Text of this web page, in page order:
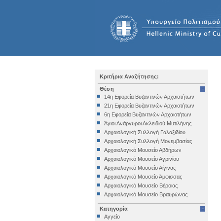
Κριτήρια Αναζήτησης:
Θέση
14η Εφορεία Βυζαντινών Αρχαιοτήτων
21η Εφορεία Βυζαντινών Αρχαιοτήτων
6η Εφορεία Βυζαντινών Αρχαιοτήτων
Άγιοι Ανάργυροι Ακλειδιού Μυτιλήνης
Αρχαιολογική Συλλογή Γαλαξιδίου
Αρχαιολογική Συλλογή Μονεμβασίας
Αρχαιολογικό Μουσείο Αβδήρων
Αρχαιολογικό Μουσείο Αγρινίου
Αρχαιολογικό Μουσείο Αίγινας
Αρχαιολογικό Μουσείο Άμφισσας
Αρχαιολογικό Μουσείο Βέροιας
Αρχαιολογικό Μουσείο Βραυρώνας
Αρχαιολογικό Μουσείο Δελφών
Αρχαιολογικό Μουσείο Ηγουμενίτσας
Κατηγορία
Αγγείο